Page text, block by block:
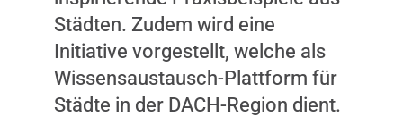
Städten. Zudem wird eine
Initiative vorgestellt, welche als
Wissensaustausch-Plattform für
Städte in der DACH-Region dient.